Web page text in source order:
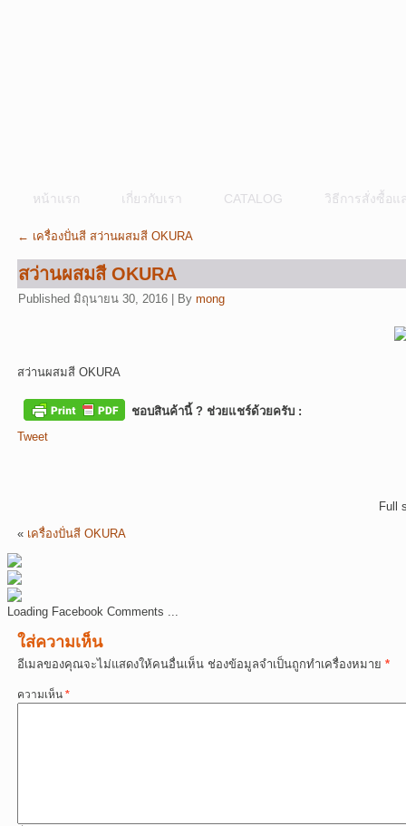
หน้าแรก เกี่ยวกับเรา CATALOG วิธีการสั่งซื้อแ
← เครื่องปั่นสี สว่านผสมสี OKURA
สว่านผสมสี OKURA
Published มิถุนายน 30, 2016 By mong
สว่านผสมสี OKURA
ชอบสินค้านี้ ? ช่วยแชร์ด้วยครับ :
Tweet
Full
« เครื่องปั่นสี OKURA
Loading Facebook Comments ...
ใส่ความเห็น
อีเมลของคุณจะไม่แสดงให้คนอื่นเห็น ช่องข้อมูลจำเป็นถูกทำเครื่องหมาย *
ความเห็น *